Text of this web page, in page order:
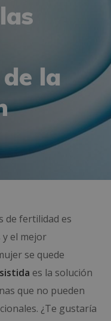
la
de fertilidad es
y el mejor
se quede
es la solución
que no pueden
¿Te gustaría